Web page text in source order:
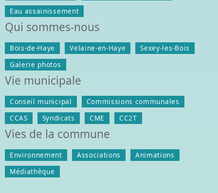
Eau assainissement
Qui sommes-nous
Bois-de-Haye Velaine-en-Haye
Sexey-les-Bois
Galerie photos
Vie municipale
Conseil municipal
Commissions communales
CCAS
Syndicats CME CC2T
Vies de la commune
Environnement Associations
Animations
Médiathèque